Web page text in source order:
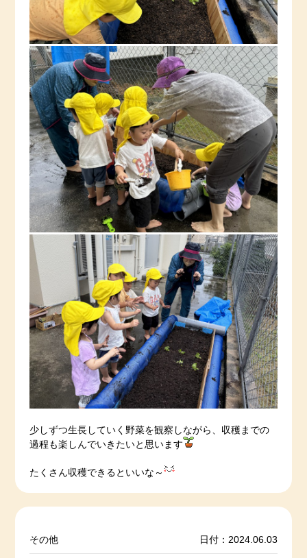
少しずつ生長していく野菜を観察しながら、収穫までの
過程も楽しんでいきたいと思います
たくさん収穫できるといいな～
その他 日付：2024.06.03